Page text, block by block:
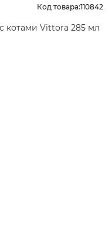
Код товара:110842